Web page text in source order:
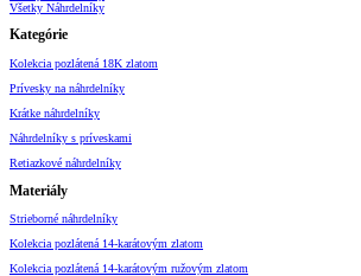
Všetky Náhrdelníky
Kategórie
Kolekcia pozlátená 18K zlatom
Prívesky na náhrdelníky
Krátke náhrdelníky
Náhrdelníky s príveskami
Retiazkové náhrdelníky
Materiály
Strieborné náhrdelníky
Kolekcia pozlátená 14-karátovým zlatom
Kolekcia pozlátená 14-karátovým ružovým zlatom